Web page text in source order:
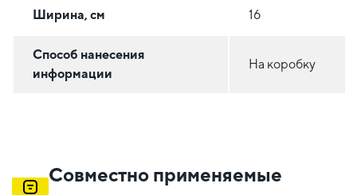
Ширина, см 16
Способ нанесения
информации
На коробку
Совместно применяемые